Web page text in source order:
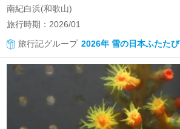
南紀白浜(和歌山)
旅行時期：2026/01
旅行記グループ 2026年 雪の日本ふたたび